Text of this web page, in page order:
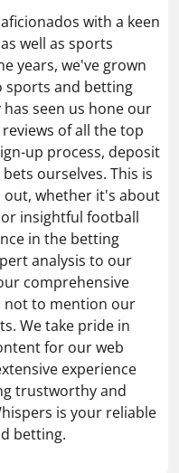
with a keen
well as sports
years, we've grown
sports and betting
seen us hone our
of all the top
up process, deposit
ourselves. This is
whether it's about
insightful football
in the betting
analysis to our
comprehensive
not to mention our
We take pride in
for our web
experience
trustworthy and
is your reliable
betting.